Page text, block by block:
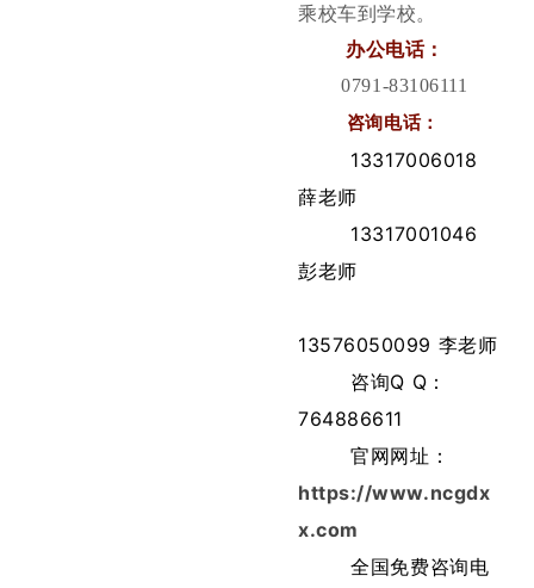
乘校车到学校。
办公电话：
0791-83106111
咨询电话：
13317006018
薛老师
13317001046
彭老师
13576050099 李老师
咨询Q Q：
764886611
官网网址：
https://www.ncgdx
x.com
全国免费咨询电